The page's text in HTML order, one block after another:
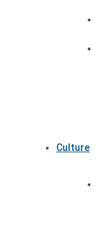
Culture